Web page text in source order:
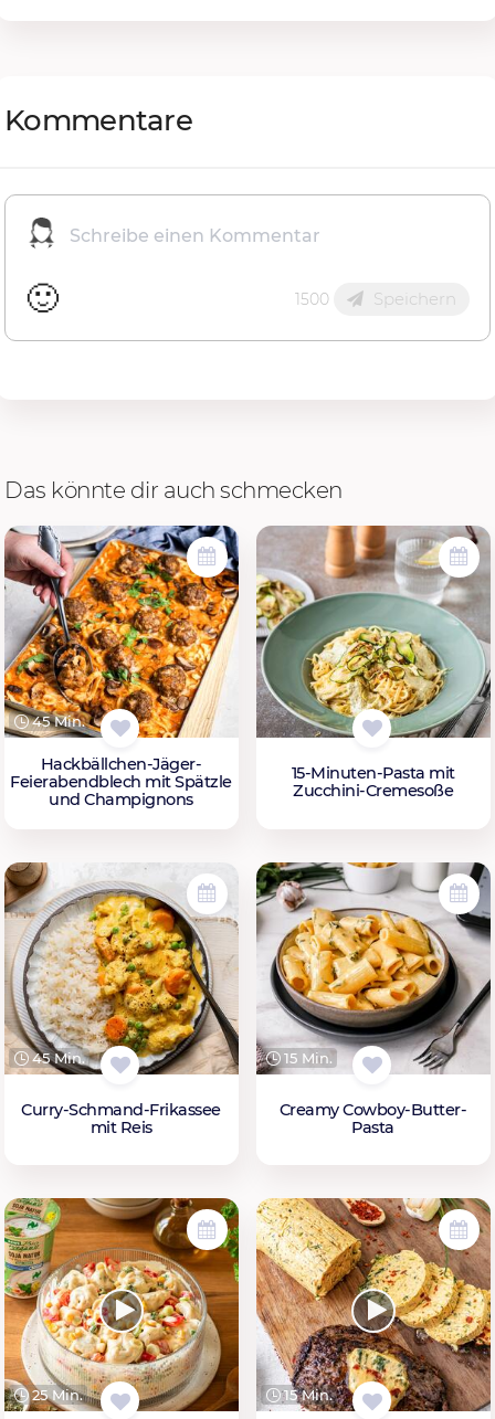
Kommentare
🙂 1500 Speichern
Das könnte dir auch schmecken
45 Min.
Hackbällchen-Jäger-
Feierabendblech mit Spätzle
und Champignons
15-Minuten-Pasta mit
Zucchini-Cremesoße
45 Min.
Curry-Schmand-Frikassee
mit Reis
15 Min.
Creamy Cowboy-Butter-
Pasta
25 Min. 15 Min.